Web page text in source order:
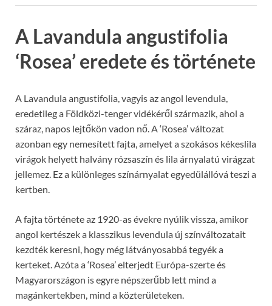
A Lavandula angustifolia
‘Rosea’ eredete és története
A Lavandula angustifolia, vagyis az angol levendula,
eredetileg a Földközi-tenger vidékéről származik, ahol a
száraz, napos lejtőkön vadon nő. A ‘Rosea’ változat
azonban egy nemesített fajta, amelyet a szokásos kékeslila
virágok helyett halvány rózsaszín és lila árnyalatú virágzat
jellemez. Ez a különleges színárnyalat egyedülállóvá teszi a
kertben.
A fajta története az 1920-as évekre nyúlik vissza, amikor
angol kertészek a klasszikus levendula új színváltozatait
kezdték keresni, hogy még látványosabbá tegyék a
kerteket. Azóta a ‘Rosea’ elterjedt Európa-szerte és
Magyarországon is egyre népszerűbb lett mind a
magánkertekben, mind a közterületeken.